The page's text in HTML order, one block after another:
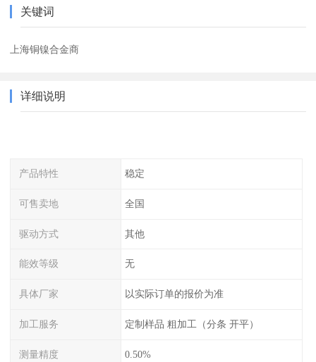
关键词
上海铜镍合金商
详细说明
产品特性 稳定
可售卖地 全国
驱动方式 其他
能效等级 无
具体厂家 以实际订单的报价为准
加工服务 定制样品 粗加工（分条 开平）
测量精度 0.50%